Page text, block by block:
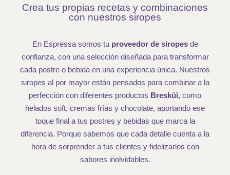
Crea tus propias recetas y combinaciones
con nuestros siropes
En Espressa somos tu proveedor de siropesde
confianza, con una selección diseñada para transformar
cada postre o bebida en una experiencia única. Nuestros
siropes al por mayor están pensados para combinar a la
perfección con diferentes productos Bresküì, como
helados soft, cremas frías y chocolate, aportando ese
toque final a tus postres y bebidas que marca la
diferencia. Porque sabemos que cada detalle cuenta a la
hora de sorprender a tus clientes y fidelizarlos con
sabores inolvidables.